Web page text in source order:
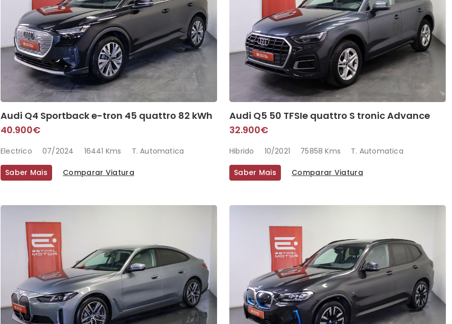
Audi Q4 Sportback e-tron 45 quattro 82 kWh
40.900€
Electrico 07/2024 16441 Kms T. Automatica
Saber Mais Comparar Viatura
Audi Q5 50 TFSIe quattro S tronic Advance
32.900€
Hibrido 10/2021 75858 Kms T. Automatica
Saber Mais Comparar Viatura